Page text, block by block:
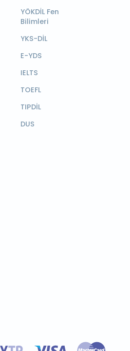
YÖKDİL Fen
Bilimleri
YKS-DİL
E-YDS
IELTS
TOEFL
TIPDİL
DUS